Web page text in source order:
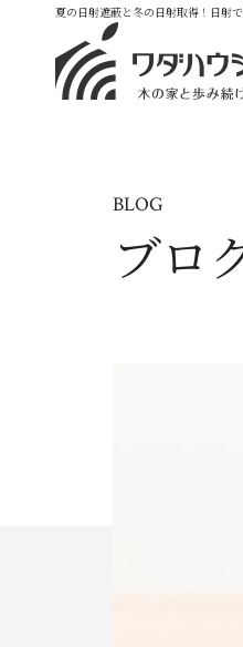
夏の日射遮蔽と冬の日射取得！日射
BLOG
ブロ